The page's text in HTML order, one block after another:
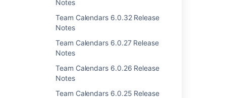
Notes
Team Calendars 6.0.32 Release
Notes
Team Calendars 6.0.27 Release
Notes
Team Calendars 6.0.26 Release
Notes
Team Calendars 6.0.25 Release
Team Calendars 2.3.2 Release Notes
Team Calendars 3.2.1 Release Notes
Team Calendars 3.2.6 Release Notes